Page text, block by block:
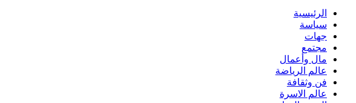
الرئيسية
سياسة
جهات
مجتمع
مال وأعمال
عالم الرياضة
فن وثقافة
عالم الاسرة